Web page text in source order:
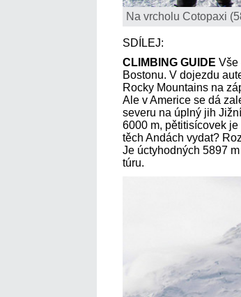
Na vrcholu Cotopaxi
SDÍLEJ:
CLIMBING GUIDE Vše
Bostonu. V dojezdu
Rocky Mountains na
Ale v Americe se dá
severu na úplný jih
6000 m, pětitisícovek
těch Andách vydat?
Je úctyhodných 5897
túru.